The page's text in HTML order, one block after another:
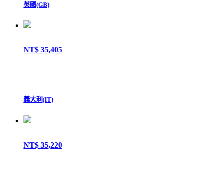
英國(GB)
NT$ 35,405
義大利(IT)
NT$ 35,220